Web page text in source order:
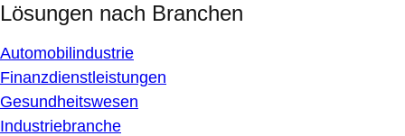
Lösungen nach Branchen
Automobilindustrie
Finanzdienstleistungen
Gesundheitswesen
Industriebranche